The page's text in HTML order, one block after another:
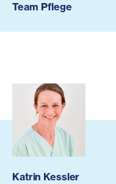
Team Pflege
Katrin Kessler